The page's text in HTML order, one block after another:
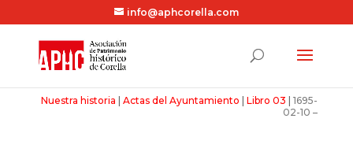
info@aphcorella.com
Nuestra historia |Actas del Ayuntamiento |Libro 03 |1695-
02-10 –